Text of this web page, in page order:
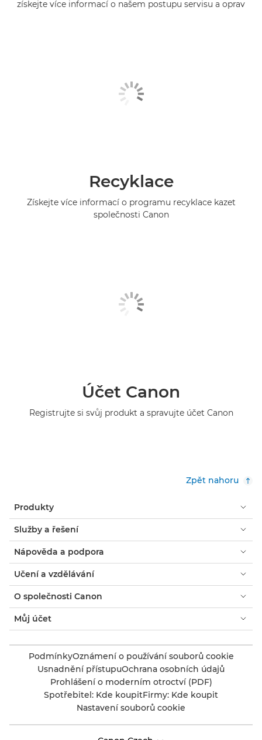
získejte více informací o našem postupu servisu a oprav
Recyklace
Získejte více informací o programu recyklace kazet
společnosti Canon
Účet Canon
Registrujte si svůj produkt a spravujte účet Canon
Zpět nahoru
Produkty
Služby a řešení
Nápověda a podpora
Učení a vzdělávání
O společnosti Canon
Můj účet
PodmínkyOznámení o používání souborů cookie
Usnadnění přístupuOchrana osobních údajů
Prohlášení o moderním otroctví (PDF)
Spotřebitel: Kde koupitFirmy: Kde koupit
Nastavení souborů cookie